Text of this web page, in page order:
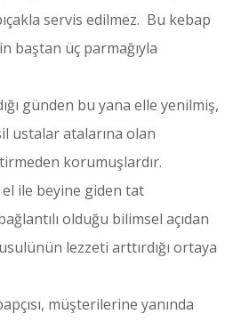
servis edilmez. Bu kebap
baştan üç parmağıyla
günden bu yana elle yenilmiş,
ustalar atalarına olan
korumuşlardır.
el ile beyine giden tat
olduğu bilimsel açıdan
lezzeti arttırdığı ortaya
müşterilerine yanında